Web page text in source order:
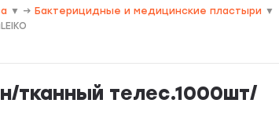
▼ → Бактерицидные и медицинские пластыри ▼
тканный телес.1000шт/